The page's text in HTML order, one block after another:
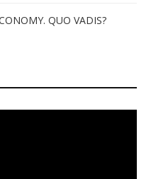
QUO VADIS?